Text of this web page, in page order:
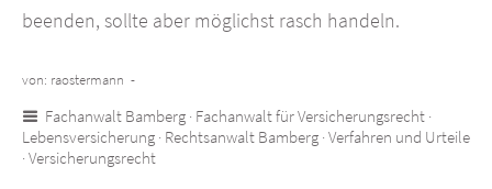
beenden, sollte aber möglichst rasch handeln.
von: raostermann -
Fachanwalt Bamberg · Fachanwalt für Versicherungsrecht ·
Lebensversicherung · Rechtsanwalt Bamberg · Verfahren und Urteile
· Versicherungsrecht